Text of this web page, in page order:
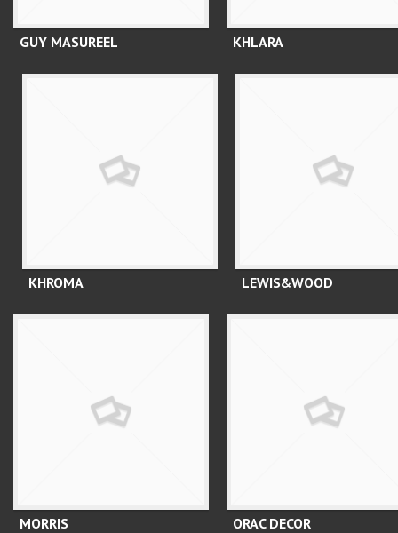
GUY MASUREEL KHLARA
KHROMA LEWIS&WOOD
MORRIS ORAC DECOR